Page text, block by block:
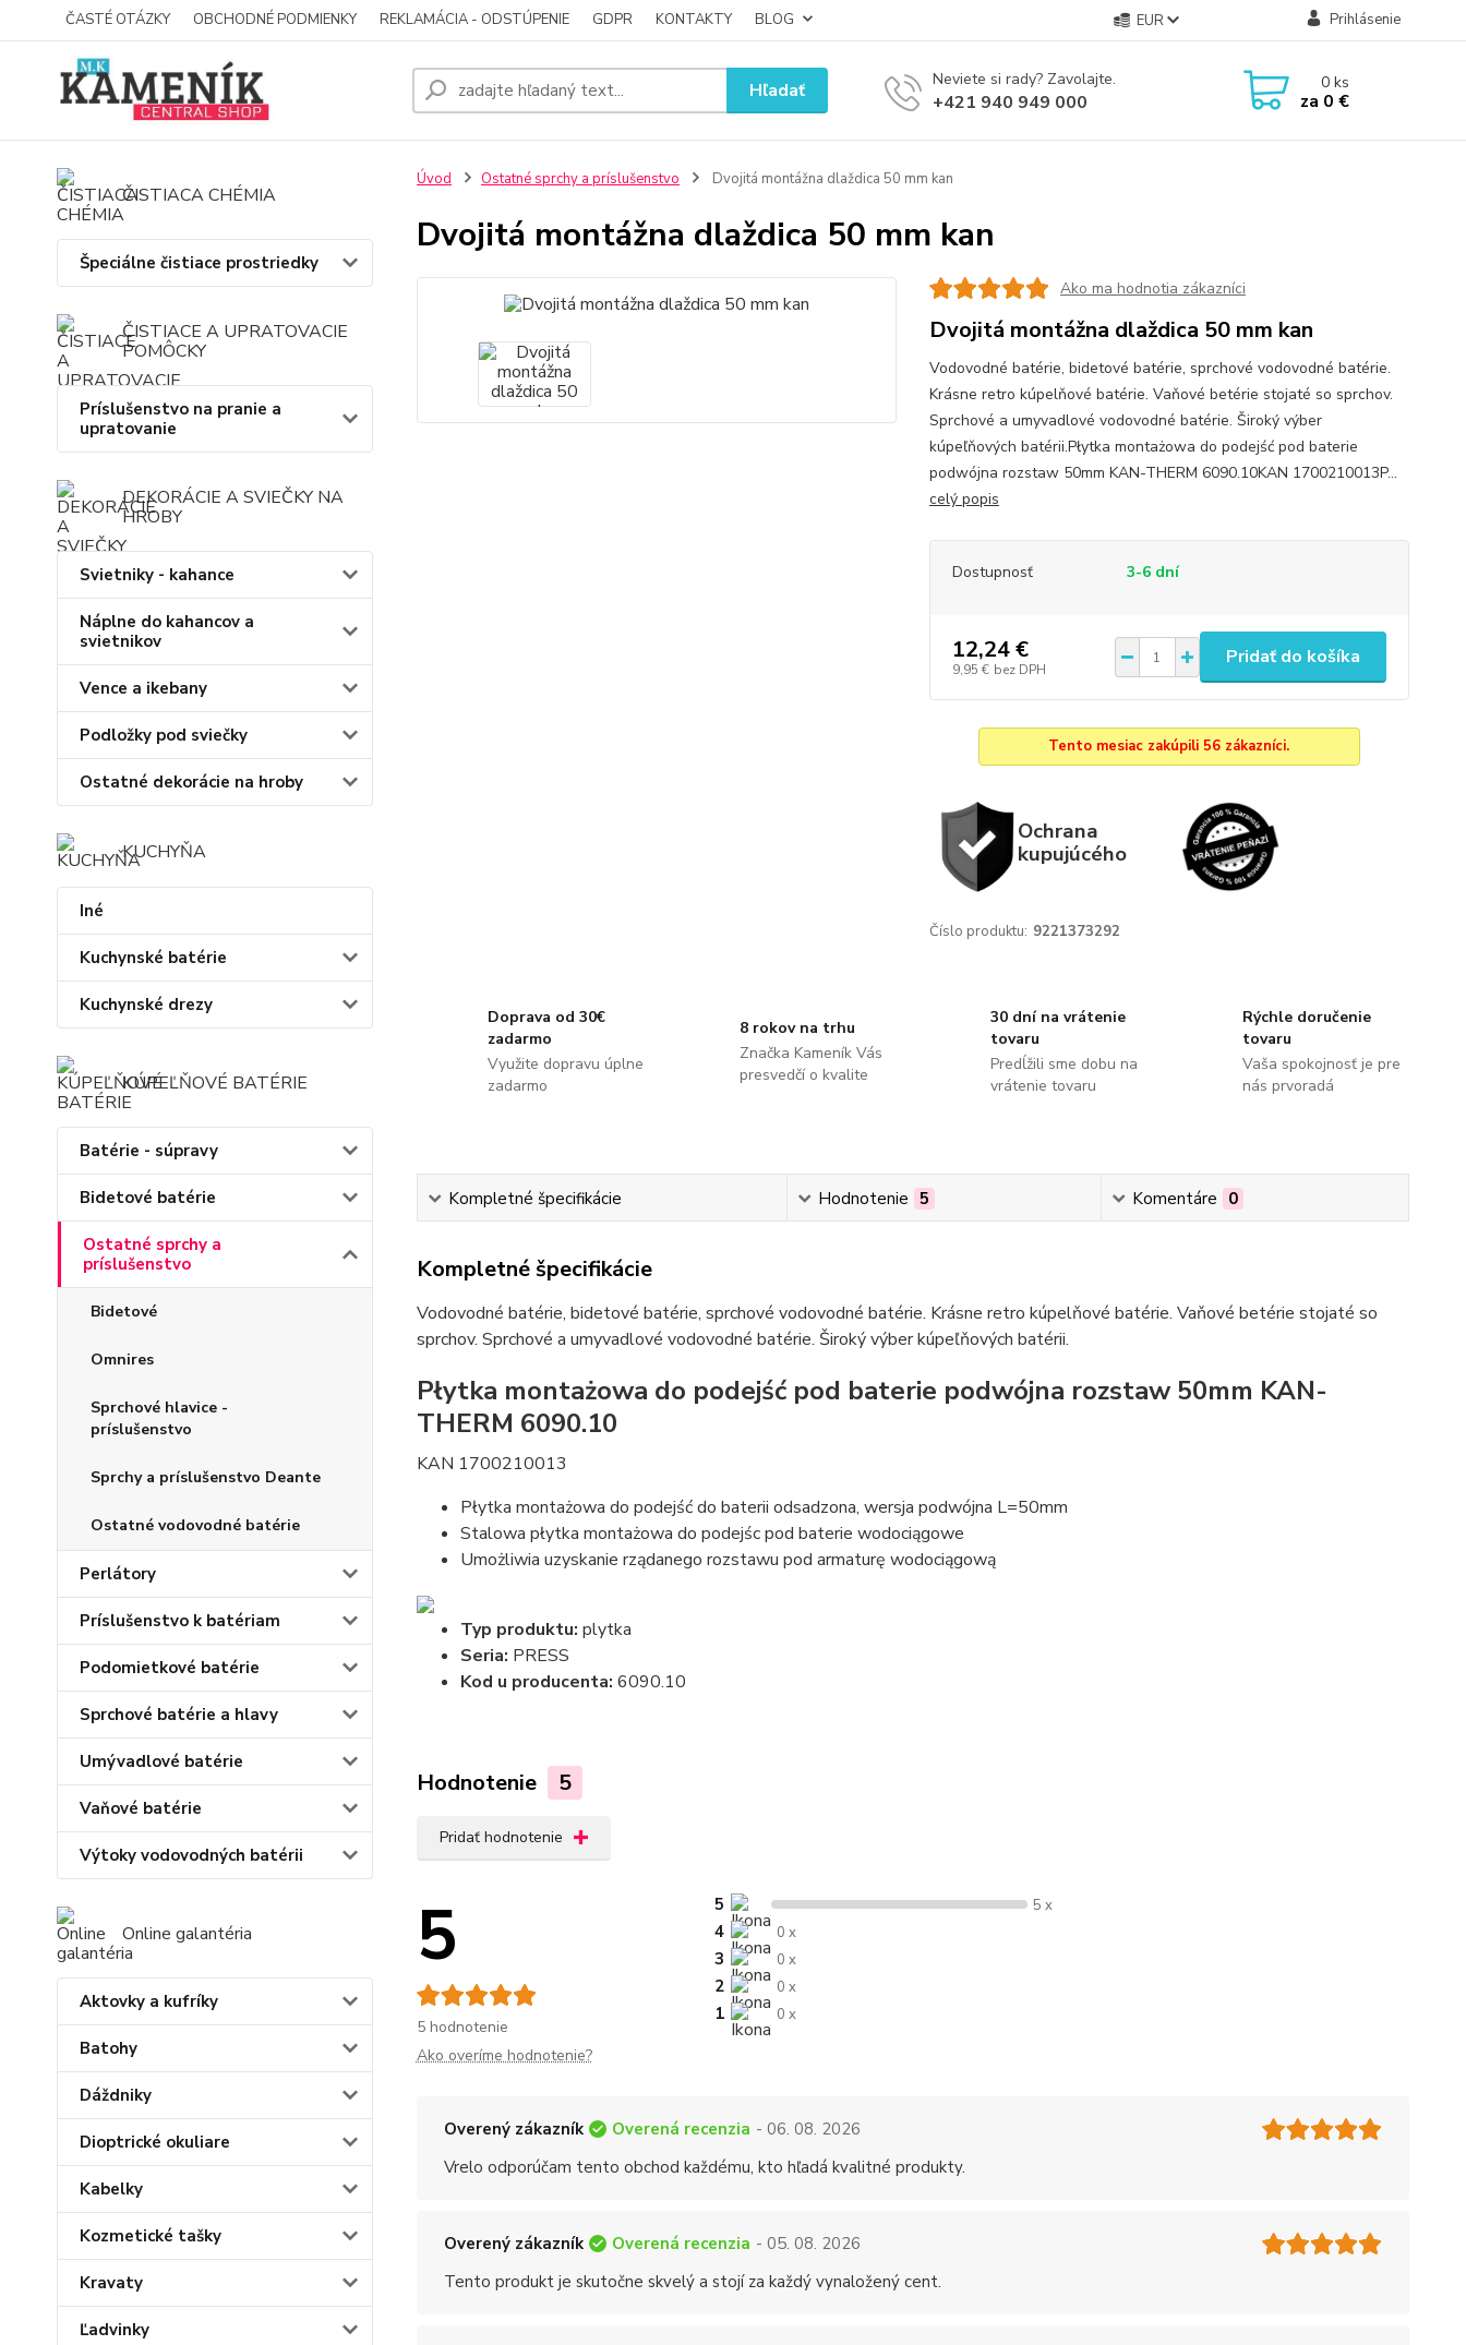
ČASTÉ OTÁZKY OBCHODNÉ PODMIENKY REKLAMÁCIA - ODSTÚPENIE GDPR KONTAKTY BLOG EUR Prihlásenie
Hľadať Neviete si rady? Zavolajte.
+421 940 949 000
0ks
za 0 €
ČISTIACA CHÉMIA
Špeciálne čistiace prostriedky
ČISTIACE A UPRATOVACIE
POMÔCKY
Príslušenstvo na pranie a
upratovanie
DEKORÁCIE A SVIEČKY NA
HROBY
Svietniky - kahance
Náplne do kahancov a
svietnikov
Vence a ikebany
Podložky pod sviečky
Ostatné dekorácie na hroby
KUCHYŇA
Iné
Kuchynské batérie
Kuchynské drezy
KÚPEĽŇOVÉ BATÉRIE
Batérie - súpravy
Bidetové batérie
Ostatné sprchy a
príslušenstvo
Bidetové
Omnires
Sprchové hlavice -
príslušenstvo
Sprchy a príslušenstvo Deante
Ostatné vodovodné batérie
Perlátory
Príslušenstvo k batériam
Podomietkové batérie
Sprchové batérie a hlavy
Umývadlové batérie
Vaňové batérie
Výtoky vodovodných batérii
Online galantéria
Aktovky a kufríky
Batohy
Dáždniky
Dioptrické okuliare
Kabelky
Kozmetické tašky
Kravaty
Ľadvinky
Úvod Ostatné sprchy a príslušenstvo Dvojitá montážna dlaždica 50 mm kan
Dvojitá montážna dlaždica 50 mm kan
Ako ma hodnotia zákazníci
Dvojitá montážna dlaždica 50 mm kan
Vodovodné batérie, bidetové batérie, sprchové vodovodné batérie.
Krásne retro kúpelňové batérie. Vaňové betérie stojaté so sprchov.
Sprchové a umyvadlové vodovodné batérie. Široký výber
kúpeľňových batérii.Płytka montażowa do podejść pod baterie
podwójna rozstaw 50mm KAN-THERM 6090.10KAN 1700210013P...
celý popis
Dostupnosť 3-6 dní
12,24 €
9,95 € bez DPH
Pridať do košíka
Tento mesiac zakúpili 56 zákazníci.
Ochrana
kupujúcého
Číslo produktu: 9221373292
Doprava od 30€
zadarmo
Využite dopravu úplne
zadarmo
8 rokov na trhu
Značka Kameník Vás
presvedčí o kvalite
30 dní na vrátenie
tovaru
Predĺžili sme dobu na
vrátenie tovaru
Rýchle doručenie
tovaru
Vaša spokojnosť je pre
nás prvoradá
Kompletné špecifikácie Hodnotenie 5 Komentáre 0
Kompletné špecifikácie
Vodovodné batérie, bidetové batérie, sprchové vodovodné batérie. Krásne retro kúpelňové batérie. Vaňové betérie stojaté so
sprchov. Sprchové a umyvadlové vodovodné batérie. Široký výber kúpeľňových batérii.
Płytka montażowa do podejść pod baterie podwójna rozstaw 50mm KAN-
THERM 6090.10
KAN 1700210013
Płytka montażowa do podejść do baterii odsadzona, wersja podwójna L=50mm
Stalowa płytka montażowa do podejśc pod baterie wodociągowe
Umożliwia uzyskanie rządanego rozstawu pod armaturę wodociągową
Typ produktu: plytka
Seria: PRESS
Kod u producenta: 6090.10
Hodnotenie 5
Pridať hodnotenie
5
5 hodnotenie
5 5 x
4 0 x
3 0 x
2 0 x
1 0 x
Ako overíme hodnotenie?
Overený zákazník Overená recenzia - 06. 08. 2026
Vrelo odporúčam tento obchod každému, kto hľadá kvalitné produkty.
Overený zákazník Overená recenzia - 05. 08. 2026
Tento produkt je skutočne skvelý a stojí za každý vynaložený cent.